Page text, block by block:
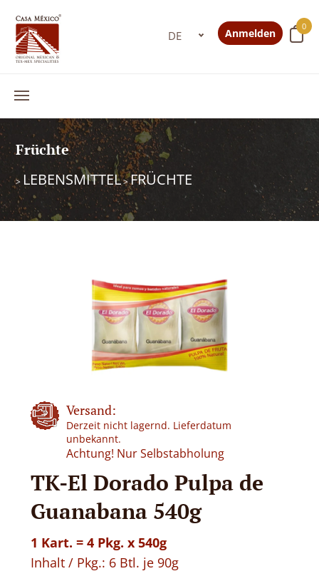
0
Anmelden
Früchte
> LEBENSMITTEL>FRÜCHTE
Versand:
Derzeit nicht lagernd. Lieferdatum
unbekannt.
Achtung! Nur Selbstabholung
TK-El Dorado Pulpa de
Guanabana 540g
1 Kart. = 4 Pkg. x 540g
Inhalt / Pkg.: 6 Btl. je 90g